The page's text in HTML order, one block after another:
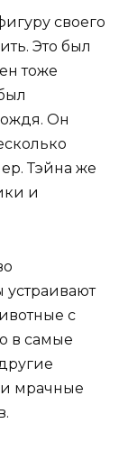
своего
Это был
тоже
Он
Тэйна же
и
с
в самые
мрачные